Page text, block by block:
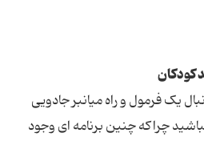
کودکان
یک فرمول و راه میانبر جادویی
چراکه چنین برنامه ای وجود